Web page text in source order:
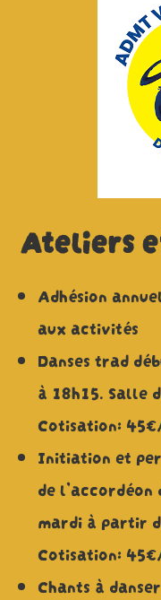
Ateliers
Adhésion
aux activités
Danses trad
à 18h15. Salle
Cotisation:
Initiation et
de
mardi à partir
Cotisation:
Chants à